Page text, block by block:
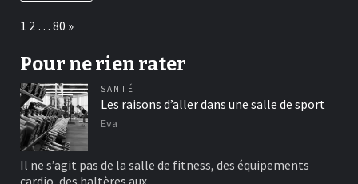
Page:
1 2 … 80 Next
»
Pour ne rien rater
SANTÉ
Les raisons d’aller dans une salle de sport
Eva
Il ne s’agit pas de la salle de fitness, des équipements
cardio, des haltères aux…